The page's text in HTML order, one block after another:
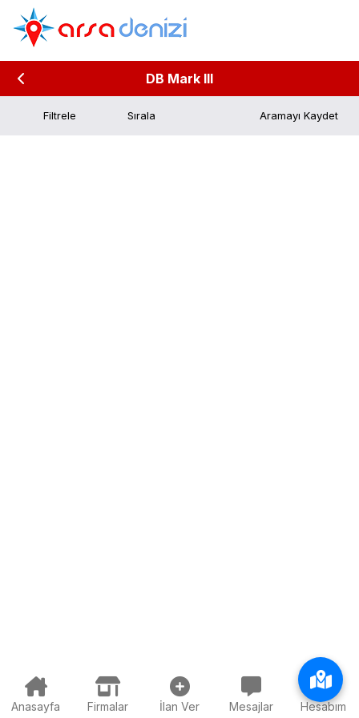
DB Mark III
Filtrele Aramayı Kaydet
Anasayfa Firmalar İlan Ver Mesajlar Hesabım